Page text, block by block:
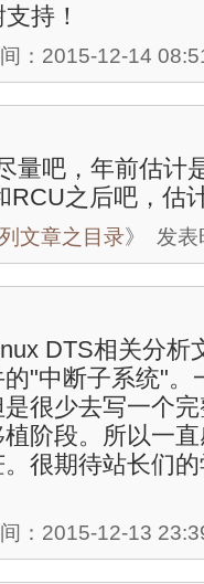
持！
：2015-12-14
量吧，年前估计
RCU之后吧，估
文章之目录》 发
DTS相关分析
"中断子系统"。
很少去写一个
阶段。所以一
很期待站长们
：2015-12-13